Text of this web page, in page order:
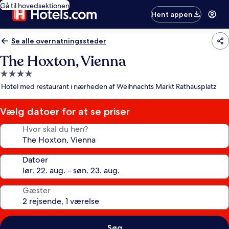
Gå til hovedsektionen
Hent appen
Se alle overnatningssteder
The Hoxton, Vienna
4.0-
stjernet
Hotel med restaurant i nærheden af Weihnachts Markt Rathausplatz
Vælg datoer for at se priser
Hvor skal du hen?
Datoer
Gæster